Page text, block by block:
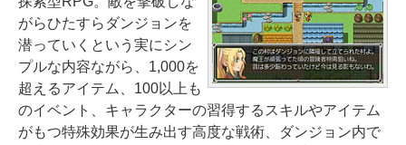
がらひたすらダンジョンを
潜っていくという実にシン
プルな内容ながら、1,000を
超えるアイテム、100以上も
のイベント、キャラクターの習得するスキルやアイテム
がもつ特殊効果が生み出す高度な戦術、ダンジョン内で